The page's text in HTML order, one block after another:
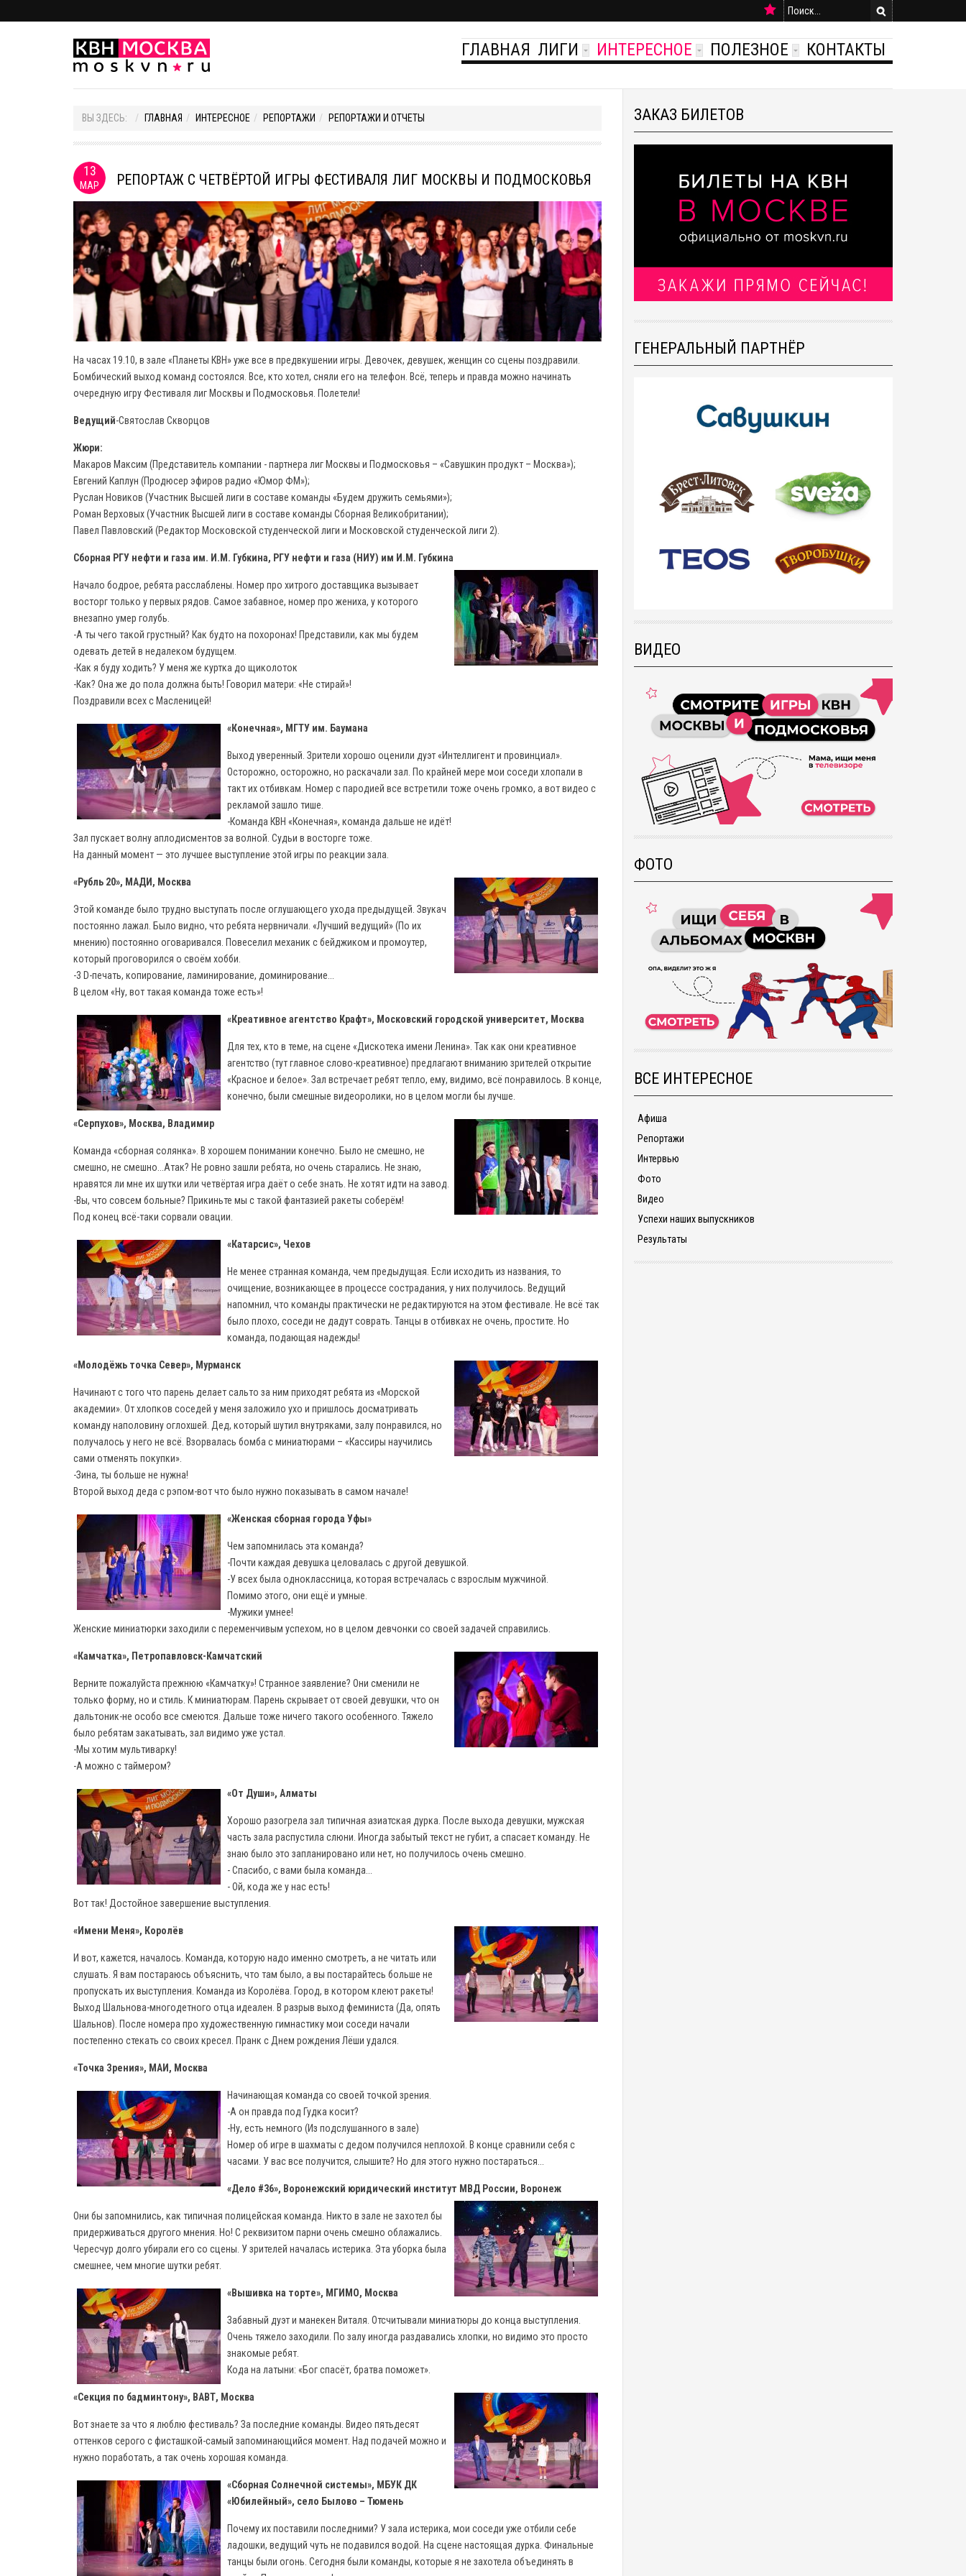
ГЛАВНАЯ ЛИГИ ИНТЕРЕСНОЕ ПОЛЕЗНОЕ КОНТАКТЫ
ВЫ ЗДЕСЬ: ГЛАВНАЯ ИНТЕРЕСНОЕ РЕПОРТАЖИ РЕПОРТАЖИ И ОТЧЕТЫ
13
МАР РЕПОРТАЖ С ЧЕТВЁРТОЙ ИГРЫ ФЕСТИВАЛЯ ЛИГ МОСКВЫ И ПОДМОСКОВЬЯ
На часах 19.10, в зале «Планеты КВН» уже все в предвкушении игры. Девочек, девушек, женщин со сцены поздравили.
Бомбический выход команд состоялся. Все, кто хотел, сняли его на телефон. Всё, теперь и правда можно начинать
очередную игру Фестиваля лиг Москвы и Подмосковья. Полетели!
Ведущий-Святослав Скворцов
Жюри:
Макаров Максим (Представитель компании - партнера лиг Москвы и Подмосковья – «Савушкин продукт – Москва»);
Евгений Каплун (Продюсер эфиров радио «Юмор ФМ»);
Руслан Новиков (Участник Высшей лиги в составе команды «Будем дружить семьями»);
Роман Верховых (Участник Высшей лиги в составе команды Сборная Великобритании);
Павел Павловский (Редактор Московской студенческой лиги и Московской студенческой лиги 2).
Сборная РГУ нефти и газа им. И.М. Губкина, РГУ нефти и газа (НИУ) им И.М. Губкина
Начало бодрое, ребята расслаблены. Номер про хитрого доставщика вызывает
восторг только у первых рядов. Самое забавное, номер про жениха, у которого
внезапно умер голубь.
-А ты чего такой грустный? Как будто на похоронах! Представили, как мы будем
одевать детей в недалеком будущем.
-Как я буду ходить? У меня же куртка до щиколоток
-Как? Она же до пола должна быть! Говорил матери: «Не стирай»!
Поздравили всех с Масленицей!
«Конечная», МГТУ им. Баумана
Выход уверенный. Зрители хорошо оценили дуэт «Интеллигент и провинциал».
Осторожно, осторожно, но раскачали зал. По крайней мере мои соседи хлопали в
такт их отбивкам. Номер с пародией все встретили тоже очень громко, а вот видео с
рекламой зашло тише.
-Команда КВН «Конечная», команда дальше не идёт!
Зал пускает волну аплодисментов за волной. Судьи в восторге тоже.
На данный момент — это лучшее выступление этой игры по реакции зала.
«Рубль 20», МАДИ, Москва
Этой команде было трудно выступать после оглушающего ухода предыдущей. Звукач
постоянно лажал. Было видно, что ребята нервничали. «Лучший ведущий» (По их
мнению) постоянно оговаривался. Повеселил механик с бейджиком и промоутер,
который проговорился о своём хобби.
-3 D-печать, копирование, ламинирование, доминирование...
В целом «Ну, вот такая команда тоже есть»!
«Креативное агентство Крафт», Московский городской университет, Москва
Для тех, кто в теме, на сцене «Дискотека имени Ленина». Так как они креативное
агентство (тут главное слово-креативное) предлагают вниманию зрителей открытие
«Красное и белое». Зал встречает ребят тепло, ему, видимо, всё понравилось. В конце,
конечно, были смешные видеоролики, но в целом могли бы лучше.
«Серпухов», Москва, Владимир
Команда «сборная солянка». В хорошем понимании конечно. Было не смешно, не
смешно, не смешно...Атак? Не ровно зашли ребята, но очень старались. Не знаю,
нравятся ли мне их шутки или четвёртая игра даёт о себе знать. Не хотят идти на завод.
-Вы, что совсем больные? Прикиньте мы с такой фантазией ракеты соберём!
Под конец всё-таки сорвали овации.
«Катарсис», Чехов
Не менее странная команда, чем предыдущая. Если исходить из названия, то
очищение, возникающее в процессе сострадания, у них получилось. Ведущий
напомнил, что команды практически не редактируются на этом фестивале. Не всё так
было плохо, соседи не дадут соврать. Танцы в отбивках не очень, простите. Но
команда, подающая надежды!
«Молодёжь точка Север», Мурманск
Начинают с того что парень делает сальто за ним приходят ребята из «Морской
академии». От хлопков соседей у меня заложило ухо и пришлось досматривать
команду наполовину оглохшей. Дед, который шутил внутряками, залу понравился, но
получалось у него не всё. Взорвалась бомба с миниатюрами – «Кассиры научились
сами отменять покупки».
-Зина, ты больше не нужна!
Второй выход деда с рэпом-вот что было нужно показывать в самом начале!
«Женская сборная города Уфы»
Чем запомнилась эта команда?
-Почти каждая девушка целовалась с другой девушкой.
-У всех была одноклассница, которая встречалась с взрослым мужчиной.
Помимо этого, они ещё и умные.
-Мужики умнее!
Женские миниатюрки заходили с переменчивым успехом, но в целом девчонки со своей задачей справились.
«Камчатка», Петропавловск-Камчатский
Верните пожалуйста прежнюю «Камчатку»! Странное заявление? Они сменили не
только форму, но и стиль. К миниатюрам. Парень скрывает от своей девушки, что он
дальтоник-не особо все смеются. Дальше тоже ничего такого особенного. Тяжело
было ребятам закатывать, зал видимо уже устал.
-Мы хотим мультиварку!
-А можно с таймером?
«От Души», Алматы
Хорошо разогрела зал типичная азиатская дурка. После выхода девушки, мужская
часть зала распустила слюни. Иногда забытый текст не губит, а спасает команду. Не
знаю было это запланировано или нет, но получилось очень смешно.
- Спасибо, с вами была команда...
- Ой, кода же у нас есть!
Вот так! Достойное завершение выступления.
«Имени Меня», Королёв
И вот, кажется, началось. Команда, которую надо именно смотреть, а не читать или
слушать. Я вам постараюсь объяснить, что там было, а вы постарайтесь больше не
пропускать их выступления. Команда из Королёва. Город, в котором клеют ракеты!
Выход Шальнова-многодетного отца идеален. В разрыв выход феминиста (Да, опять
Шальнов). После номера про художественную гимнастику мои соседи начали
постепенно стекать со своих кресел. Пранк с Днем рождения Лёши удался.
«Точка Зрения», МАИ, Москва
Начинающая команда со своей точкой зрения.
-А он правда под Гудка косит?
-Ну, есть немного (Из подслушанного в зале)
Номер об игре в шахматы с дедом получился неплохой. В конце сравнили себя с
часами. У вас все получится, слышите? Но для этого нужно постараться...
«Дело #36», Воронежский юридический институт МВД России, Воронеж
Они бы запомнились, как типичная полицейская команда. Никто в зале не захотел бы
придерживаться другого мнения. Но! С реквизитом парни очень смешно облажались.
Чересчур долго убирали его со сцены. У зрителей началась истерика. Эта уборка была
смешнее, чем многие шутки ребят.
«Вышивка на торте», МГИМО, Москва
Забавный дуэт и манекен Виталя. Отсчитывали миниатюры до конца выступления.
Очень тяжело заходили. По залу иногда раздавались хлопки, но видимо это просто
знакомые ребят.
Кода на латыни: «Бог спасёт, братва поможет».
«Секция по бадминтону», ВАВТ, Москва
Вот знаете за что я люблю фестиваль? За последние команды. Видео пятьдесят
оттенков серого с фисташкой-самый запоминающийся момент. Над подачей можно и
нужно поработать, а так очень хорошая команда.
«Сборная Солнечной системы», МБУК ДК
«Юбилейный», село Былово – Тюмень
Почему их поставили последними? У зала истерика, мои соседи уже отбили себе
ладошки, ведущий чуть не подавился водой. На сцене настоящая дурка. Финальные
танцы были огонь. Сегодня были команды, которые я не захотела объединять в
ЗАКАЗ БИЛЕТОВ
ГЕНЕРАЛЬНЫЙ ПАРТНЁР
ВИДЕО
ФОТО
ВСЕ ИНТЕРЕСНОЕ
Афиша
Репортажи
Интервью
Фото
Видео
Успехи наших выпускников
Результаты